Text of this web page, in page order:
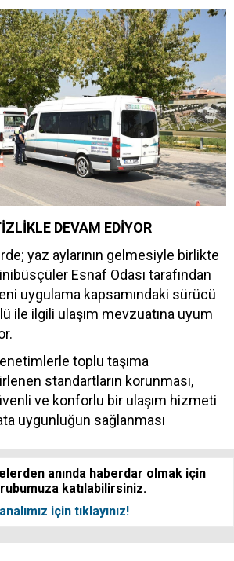
DEVAM EDİYOR
yaz aylarının gelmesiyle birlikte
Esnaf Odası tarafından
uygulama kapsamındaki sürücü
ile ilgili ulaşım mevzuatına uyum
toplu taşıma
standartların korunması,
ve konforlu bir ulaşım hizmeti
uygunluğun sağlanması
anında haberdar olmak için
katılabilirsiniz.
için tıklayınız!